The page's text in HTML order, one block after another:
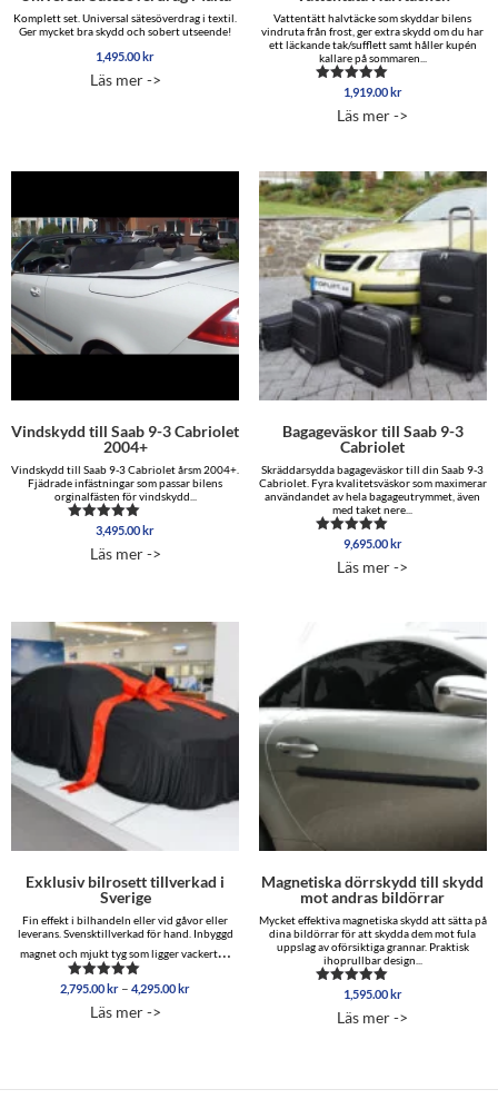
Komplett set. Universal sätesöverdrag i textil.
Ger mycket bra skydd och sobert utseende!
1,495.00 kr
Läs mer ->
Vattentätt halvtäcke som skyddar bilens
vindruta från frost, ger extra skydd om du har
ett läckande tak/sufflett samt håller kupén
kallare på sommaren...
Betygsatt
av 5
1,919.00 kr
Läs mer ->
Vindskydd till Saab 9-3 Cabriolet
2004+
Vindskydd till Saab 9-3 Cabriolet årsm 2004+.
Fjädrade infästningar som passar bilens
orginalfästen för vindskydd...
Betygsatt
av 5
3,495.00kr
Läs mer ->
Bagageväskor till Saab 9-3
Cabriolet
Skräddarsydda bagageväskor till din Saab 9-3
Cabriolet. Fyra kvalitetsväskor som maximerar
användandet av hela bagageutrymmet, även
med taket nere...
Betygsatt
av 5
9,695.00kr
Läs mer ->
Exklusiv bilrosett tillverkad i
Sverige
Fin effekt i bilhandeln eller vid gåvor eller
leverans. Svensktillverkad för hand. Inbyggd
magnet och mjukt tyg som ligger vackert…
Betygsatt
av 5
2,795.00kr – 4,295.00krPrisintervall:
Läs mer ->
Magnetiska dörrskydd till skydd
mot andras bildörrar
Mycket effektiva magnetiska skydd att sätta på
dina bildörrar för att skydda dem mot fula
uppslag av oförsiktiga grannar. Praktisk
ihoprullbar design...
Betygsatt
av 5
1,595.00kr
Läs mer ->